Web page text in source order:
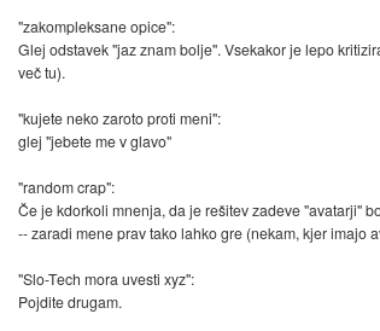
"zakompleksane opice":
Glej odstavek "jaz znam bolje". Vsekakor je lepo
več tu).
"kujete neko zaroto proti meni":
glej "jebete me v glavo"
"random crap":
Če je kdorkoli mnenja, da je rešitev zadeve "avatarji"
-- zaradi mene prav tako lahko gre (nekam, kjer imajo
"Slo-Tech mora uvesti xyz":
Pojdite drugam.